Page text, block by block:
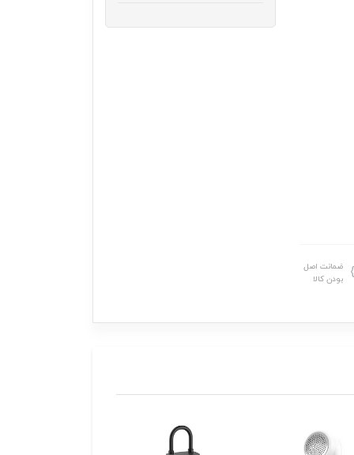
ضمانت اصل
بودن کالا